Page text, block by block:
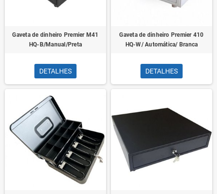
Gaveta de dinheiro Premier M41
HQ-B/Manual/Preta
DETALHES
Gaveta de dinheiro Premier 410
HQ-W/ Automática/ Branca
DETALHES